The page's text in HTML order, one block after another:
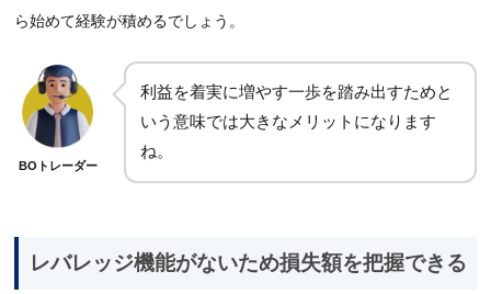
ら始めて経験が積めるでしょう。
BOトレーダー
利益を着実に増やす一歩を踏み出すためと
いう意味では大きなメリットになります
ね。
レバレッジ機能がないため損失額を把握できる